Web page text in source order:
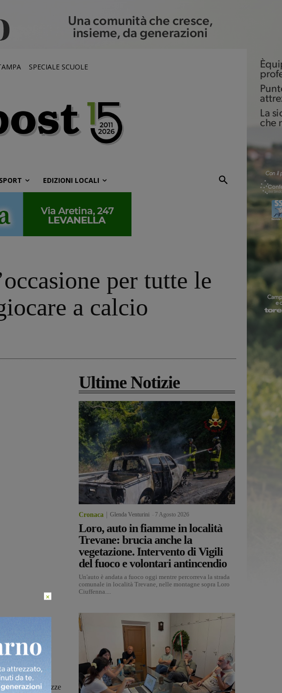
SPECIALE SCUOLE
SPORT EDIZIONI LOCALI
per tutte le
a calcio
ore 18.00 al
Calcio
bambine e ragazze
Ultime Notizie
Cronaca Glenda Venturini 7 Agosto 2026
Loro, auto in fiamme in località
Trevane: brucia anche la
vegetazione. Intervento di Vigili
del fuoco e volontari antincendio
Un'auto è andata a fuoco oggi mentre percorreva la strada
comunale in località Trevane, nelle montagne sopra Loro
Ciuffenna....
×